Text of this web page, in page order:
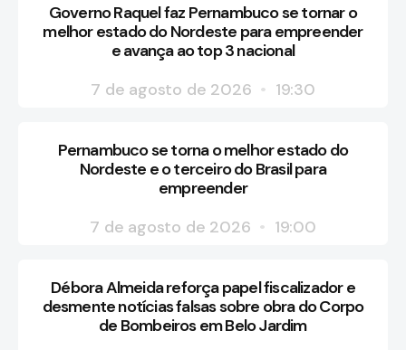
Governo Raquel faz Pernambuco se tornar o
melhor estado do Nordeste para empreender
e avança ao top 3 nacional
7 de agosto de 2026
19:30
Pernambuco se torna o melhor estado do
Nordeste e o terceiro do Brasil para
empreender
7 de agosto de 2026
19:00
Débora Almeida reforça papel fiscalizador e
desmente notícias falsas sobre obra do Corpo
de Bombeiros em Belo Jardim